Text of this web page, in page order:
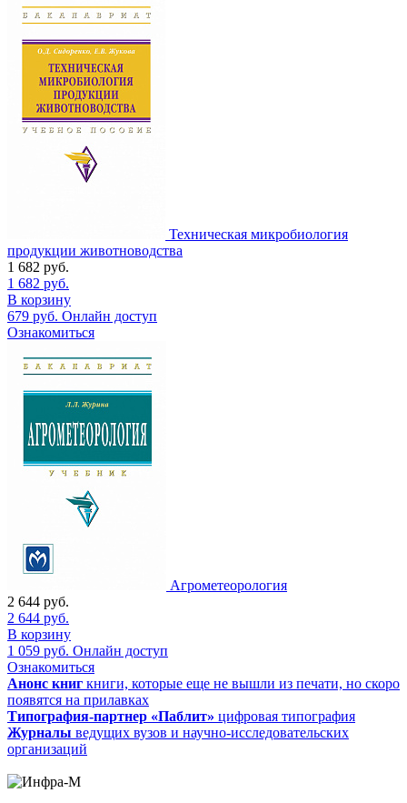
Техническая микробиология
продукции животноводства
1 682 руб.
1 682 руб.
В корзину
679 руб. Онлайн доступ
Ознакомиться
Агрометеорология
2 644 руб.
2 644 руб.
В корзину
1 059 руб. Онлайн доступ
Ознакомиться
Анонс книг книги, которые еще не вышли из печати, но скоро
появятся на прилавках
Типография-партнер «Паблит» цифровая типография
Журналы ведущих вузов и научно-исследовательских
организаций